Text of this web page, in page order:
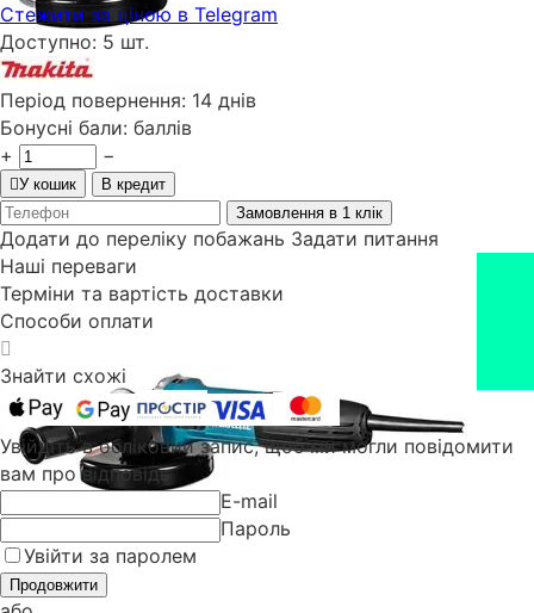
Стежити за ціною в Telegram
Доступно: 5 шт.
Період повернення: 14 днів
Бонусні бали: баллів
+
−
У кошик
В кредит
Замовлення в 1 клік
Додати до переліку побажань Задати питання
Наші переваги
Терміни та вартість доставки
Способи оплати
Знайти схожі
Увійдіть в обліковий запис, щоб ми могли повідомити
вам про відповідь
E-mail
Пароль
Увійти за паролем
Продовжити